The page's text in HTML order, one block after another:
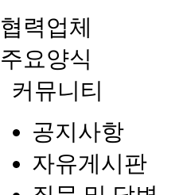
협력업체
주요양식
커뮤니티
공지사항
자유게시판